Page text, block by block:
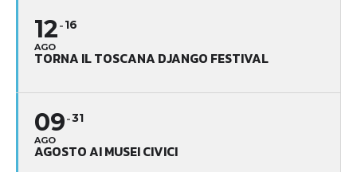
12
AGO
16
TORNA IL TOSCANA DJANGO FESTIVAL
09
AGO
31
AGOSTO AI MUSEI CIVICI